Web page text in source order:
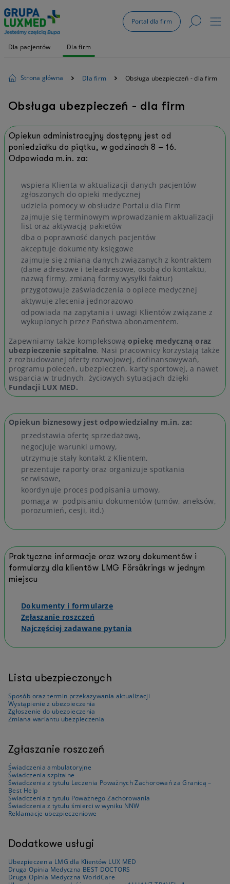
Portal dla firm
Dla pacjentów Dla firm
Strona główna Dla firm Obsługa ubezpieczeń - dla firm
Obsługa ubezpieczeń - dla firm
Opiekun administracyjny dostępny jest od
poniedziałku do piątku, w godzinach 8 – 16.
Odpowiada m.in. za:
wspiera Klienta w aktualizacji danych pacjentów
zgłoszonych do opieki medycznej
udziela pomocy w obsłudze Portalu dla Firm
zajmuje się terminowym wprowadzaniem aktualizacji
list oraz aktywacją pakietów
dba o poprawność danych pacjentów
akceptuje dokumenty księgowe
zajmuje się zmianą danych związanych z kontraktem
(dane adresowe i teleadresowe, osobą do kontaktu,
nazwą firmy, zmianą formy wysyłki faktur)
przygotowuje zaświadczenia o opiece medycznej
aktywuje zlecenia jednorazowo
odpowiada na zapytania i uwagi Klientów związane z
wykupionych przez Państwa abonamentem.
Zapewniamy także kompleksowąopiekę medyczną oraz
ubezpieczenie szpitalne. Nasi pracownicy korzystają także
z rozbudowanej oferty rozwojowej, dofinansowywań,
programu poleceń, ubezpieczeń, karty sportowej, a nawet
wsparcia w trudnych, życiowych sytuacjach dzięki
Fundacji LUX MED.
Opiekun biznesowy jest odpowiedzialny m.in. za:
przedstawia ofertę sprzedażową,
negocjuje warunki umowy,
utrzymuje stały kontakt z Klientem,
prezentuje raporty oraz organizuje spotkania
serwisowe,
koordynuje proces podpisania umowy,
pomaga w podpisaniu dokumentów (umów, aneksów,
porozumień, cesji, itd.)
Praktyczne informacje oraz wzory dokumentów i
formularzy dla klientów LMG Försäkrings w jednym
miejscu
Dokumenty i formularze
Zgłaszanie roszczeń
Najczęściej zadawane pytania
Lista ubezpieczonych
Sposób oraz termin przekazywania aktualizacji
Wystąpienie z ubezpieczenia
Zgłoszenie do ubezpieczenia
Zmiana wariantu ubezpieczenia
Zgłaszanie roszczeń
Świadczenia ambulatoryjne
Świadczenia szpitalne
Świadczenia z tytułu Leczenia Poważnych Zachorowań za Granicą –
Best Help
Świadczenia z tytułu Poważnego Zachorowania
Świadczenia z tytułu śmierci w wyniku NNW
Reklamacje ubezpieczeniowe
Dodatkowe usługi
Ubezpieczenia LMG dla Klientów LUX MED
Druga Opinia Medyczna BEST DOCTORS
Druga Opinia Medyczna WorldCare